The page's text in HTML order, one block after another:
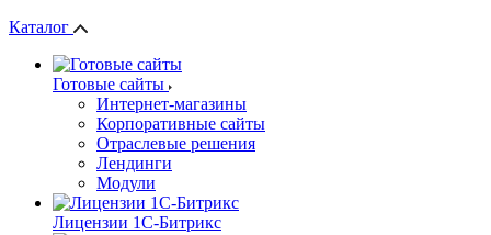
Каталог
Готовые сайты
Интернет-магазины
Корпоративные сайты
Отраслевые решения
Лендинги
Модули
Лицензии 1С-Битрикс